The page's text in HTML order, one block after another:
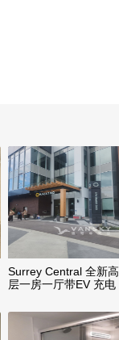
Surrey Central 全新高
层一房一厅带EV 充电